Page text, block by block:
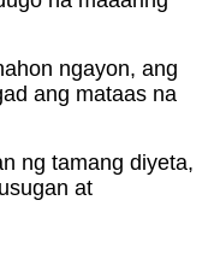
ngayon, ang
ang mataas na
ng tamang diyeta,
at